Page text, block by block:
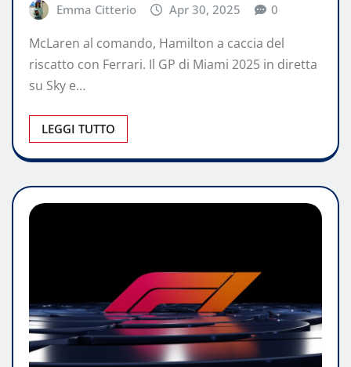
Emma Citterio Apr 30, 2025 0
McLaren al comando, Hamilton a caccia del
riscatto con Ferrari. Il GP di Miami 2025 in diretta
su Sky e…
LEGGI TUTTO